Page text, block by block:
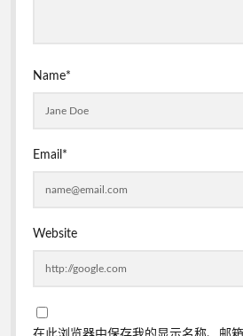
Name*
Email*
Website